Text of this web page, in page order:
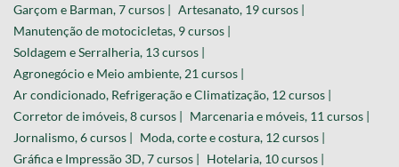
Garçom e Barman, 7 cursos | Artesanato, 19 cursos |
Manutenção de motocicletas, 9 cursos |
Soldagem e Serralheria, 13 cursos |
Agronegócio e Meio ambiente, 21 cursos |
Ar condicionado, Refrigeração e Climatização, 12 cursos |
Corretor de imóveis, 8 cursos | Marcenaria e móveis, 11 cursos |
Jornalismo, 6 cursos | Moda, corte e costura, 12 cursos |
Gráfica e Impressão 3D, 7 cursos | Hotelaria, 10 cursos |